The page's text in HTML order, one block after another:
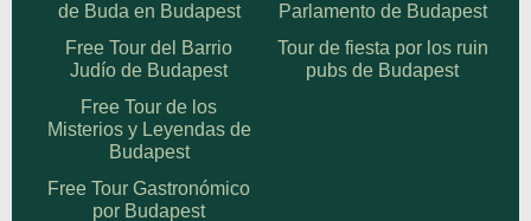
de Buda en Budapest
Free Tour del Barrio
Judío de Budapest
Free Tour de los
Misterios y Leyendas de
Budapest
Free Tour Gastronómico
por Budapest
Parlamento de Budapest
Tour de fiesta por los ruin
pubs de Budapest